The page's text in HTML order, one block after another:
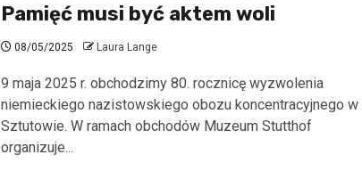
Pamięć musi być aktem woli
08/05/2025 Laura Lange
9 maja 2025 r. obchodzimy 80. rocznicę wyzwolenia
niemieckiego nazistowskiego obozu koncentracyjnego w
Sztutowie. W ramach obchodów Muzeum Stutthof
organizuje...